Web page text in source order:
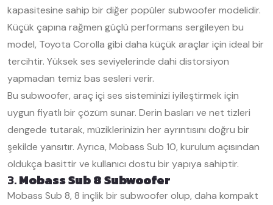
kapasitesine sahip bir diğer popüler subwoofer modelidir.
Küçük çapına rağmen güçlü performans sergileyen bu
model, Toyota Corolla gibi daha küçük araçlar için ideal bir
tercihtir. Yüksek ses seviyelerinde dahi distorsiyon
yapmadan temiz bas sesleri verir.
Bu subwoofer, araç içi ses sisteminizi iyileştirmek için
uygun fiyatlı bir çözüm sunar. Derin basları ve net tizleri
dengede tutarak, müziklerinizin her ayrıntısını doğru bir
şekilde yansıtır. Ayrıca, Mobass Sub 10, kurulum açısından
oldukça basittir ve kullanıcı dostu bir yapıya sahiptir.
3.Mobass Sub 8 Subwoofer
Mobass Sub 8, 8 inçlik bir subwoofer olup, daha kompakt